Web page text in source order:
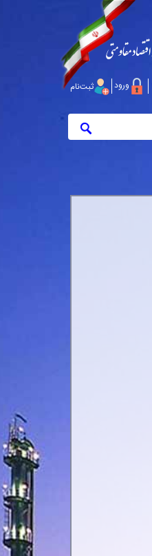
ثبت‌نام ورود